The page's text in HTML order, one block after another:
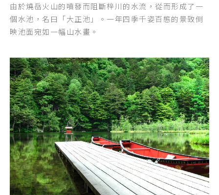
由於燒岳火山的噴發而阻斷梓川的水流，從而形成了一
個水池，名曰「大正池」。一年四季千姿百態的景致倒
映池面宛如一幅山水畫。